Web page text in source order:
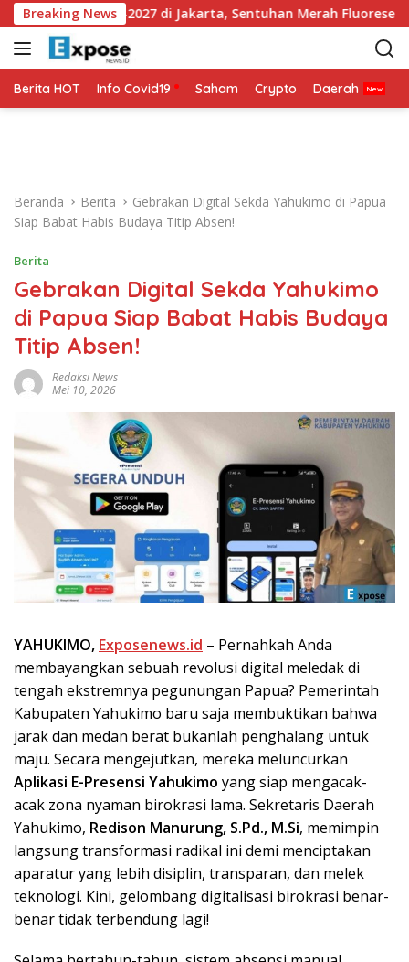
a
g
u
Breaking News
2026-2027 di Jakarta, Sentuhan Merah Fluoresen Jadi
Berita HOT Info Covid19 Saham Crypto Daerah
Beranda Berita
Gebrakan Digital Sekda Yahukimo di Papua
Siap Babat Habis Budaya Titip Absen!
Berita
Gebrakan Digital Sekda Yahukimo
di Papua Siap Babat Habis Budaya
Titip Absen!
Redaksi News
Mei 10, 2026
YAHUKIMO, Exposenews.id – Pernahkah Anda
membayangkan sebuah revolusi digital meledak di
tengah ekstremnya pegunungan Papua? Pemerintah
Kabupaten Yahukimo baru saja membuktikan bahwa
jarak dan medan berat bukanlah penghalang untuk
maju. Secara mengejutkan, mereka meluncurkan
Aplikasi E-Presensi Yahukimo yang siap mengacak-
acak zona nyaman birokrasi lama. Sekretaris Daerah
Yahukimo, Redison Manurung, S.Pd., M.Si, memimpin
langsung transformasi radikal ini demi menciptakan
aparatur yang lebih disiplin, transparan, dan melek
teknologi. Kini, gelombang digitalisasi birokrasi benar-
benar tidak terbendung lagi!